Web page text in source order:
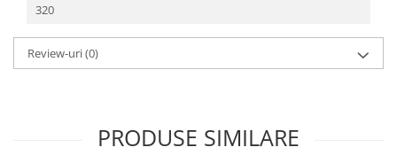
320
Review-uri(0)
PRODUSE SIMILARE